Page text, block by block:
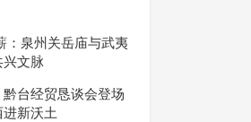
：泉州关岳庙与武夷
文脉
台经贸恳谈会登场
新沃土